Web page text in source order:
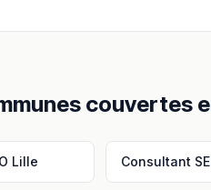
couvertes
Lille Consultant